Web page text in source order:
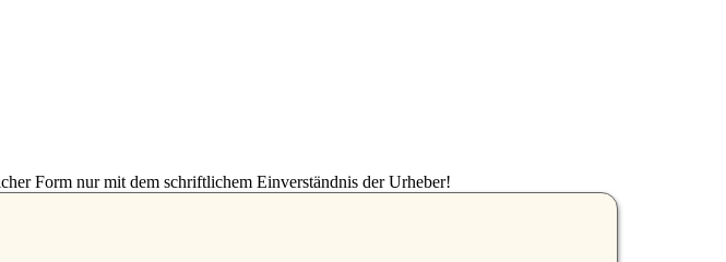
Form nur mit dem schriftlichem Einverständnis der Urheber!